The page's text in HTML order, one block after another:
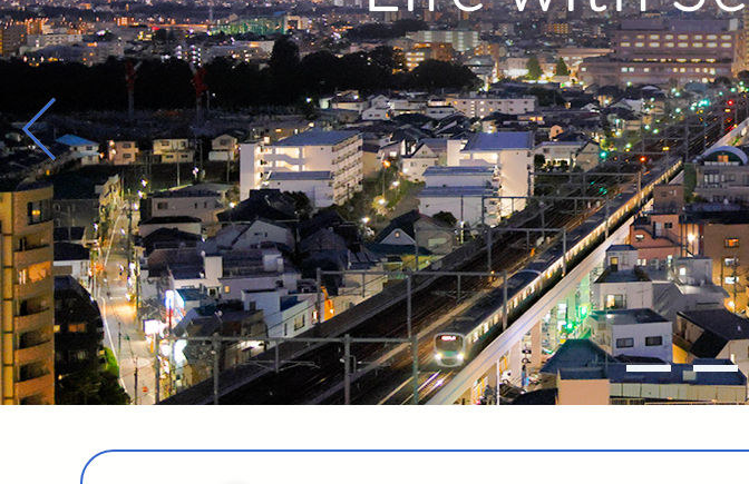
電車に乗る
電車に乗るトップ
運賃案内 乗換案内
バリアフリー情報
お子さま連れのお
妊娠中のお客さま
遅延証明書
お忘れもの Lost＆Found
臨時電車のお知らせ
デジタル西武時刻表
サイクルトレイン
電車図鑑 介助事前受付サー
暮らす
暮らすトップ
飯能 中井 田無
もっと知りたい！西武線沿線の暮ら
災害に強い西武線 スポーツ・
ワークスポット
フィットネス
PASMO電子マネー
SEIBU
西武鉄道グッズ
地域活性化に
西武鉄道 子育て応援サイト
おでかけ
おでかけトップ
レジャー
自然
イベント・キャ
西武ニュース
広報誌 西武鉄道
西武線運転シミ
介助事前受付サ
適に
より安全に・快適に
トップ
企業情報
企業情報トップ
企業概要
2026-07-28 夏休みのおでかけにあわせ「
2026-08-06 追加でポイントがもらえる！